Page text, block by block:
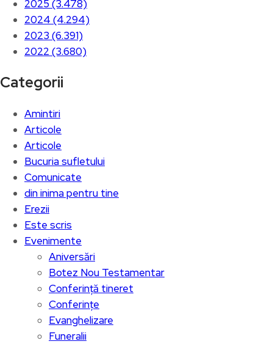
2025 (3.478)
2024 (4.294)
2023 (6.391)
2022 (3.680)
Categorii
Amintiri
Articole
Articole
Bucuria sufletului
Comunicate
din inima pentru tine
Erezii
Este scris
Evenimente
Aniversări
Botez Nou Testamentar
Conferință tineret
Conferințe
Evanghelizare
Funeralii